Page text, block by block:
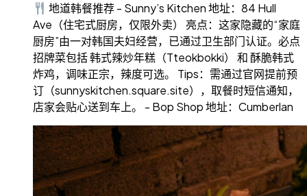
地道韩餐推荐 - Sunny’s Kitchen 地址：84 Hull
Ave（住宅式厨房，仅限外卖） 亮点：这家隐藏的“家庭
厨房”由一对韩国夫妇经营，已通过卫生部门认证。必点
招牌菜包括 韩式辣炒年糕（Tteokbokki） 和 酥脆韩式
炸鸡，调味正宗，辣度可选。 Tips：需通过官网提前预
订（sunnyskitchen.square.site），取餐时短信通知，
店家会贴心送到车上。 - Bop Shop 地址：Cumberlan